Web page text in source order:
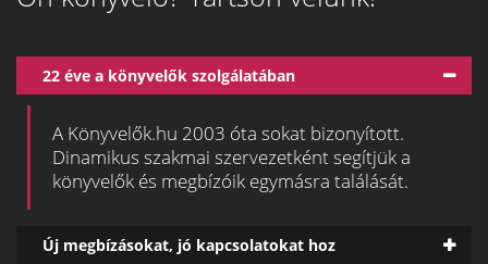
22 éve a könyvelők szolgálatában
A Könyvelők.hu 2003 óta sokat bizonyított.
Dinamikus szakmai szervezetként segítjük a
könyvelők és megbízóik egymásra találását.
Új megbízásokat, jó kapcsolatokat hoz